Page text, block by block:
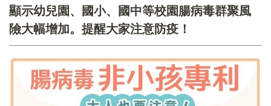
顯示幼兒園、國小、國中等校園腸病毒群聚風
險大幅增加。提醒大家注意防疫！